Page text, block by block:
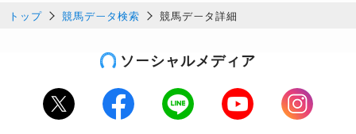
トップ 競馬データ検索 競馬データ詳細
ソーシャルメディア
Twitter Facebook LINE Youtube
Instagram